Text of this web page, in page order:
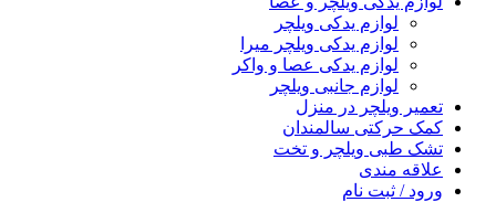
لوازم یدکی ویلچر
لوازم یدکی ویلچر میرا
لوازم یدکی عصا و واکر
لوازم جانبی ویلچر
تعمیر ویلچر در منزل
کمک حرکتی سالمندان
تشک طبی ویلچر و تخت
علاقه مندی
ورود / ثبت نام